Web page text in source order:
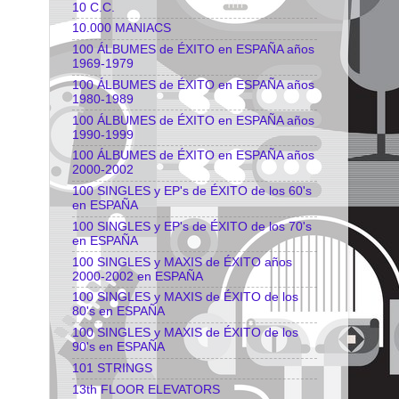
10 C.C.
10.000 MANIACS
100 ÁLBUMES de ÉXITO en ESPAÑA años
1969-1979
100 ÁLBUMES de ÉXITO en ESPAÑA años
1980-1989
100 ÁLBUMES de ÉXITO en ESPAÑA años
1990-1999
100 ÁLBUMES de ÉXITO en ESPAÑA años
2000-2002
100 SINGLES y EP's de ÉXITO de los 60's
en ESPAÑA
100 SINGLES y EP's de ÉXITO de los 70's
en ESPAÑA
100 SINGLES y MAXIS de ÉXITO años
2000-2002 en ESPAÑA
100 SINGLES y MAXIS de ÉXITO de los
80's en ESPAÑA
100 SINGLES y MAXIS de ÉXITO de los
90's en ESPAÑA
101 STRINGS
13th FLOOR ELEVATORS